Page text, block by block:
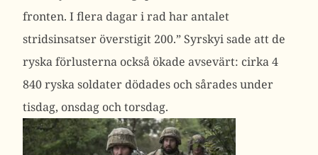
fronten. I flera dagar i rad har antalet
stridsinsatser överstigit 200.” Syrskyi sade att de
ryska förlusterna också ökade avsevärt: cirka 4
840 ryska soldater dödades och sårades under
tisdag, onsdag och torsdag.